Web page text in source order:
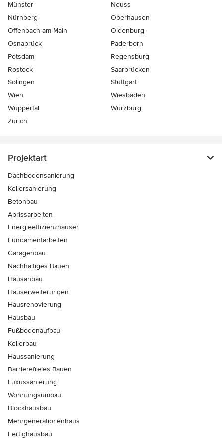
Münster
Neuss
Nürnberg
Oberhausen
Offenbach-am-Main
Oldenburg
Osnabrück
Paderborn
Potsdam
Regensburg
Rostock
Saarbrücken
Solingen
Stuttgart
Wien
Wiesbaden
Wuppertal
Würzburg
Zürich
Projektart
Dachbodensanierung
Kellersanierung
Betonbau
Abrissarbeiten
Energieeffizienzhäuser
Fundamentarbeiten
Garagenbau
Nachhaltiges Bauen
Hausanbau
Hauserweiterungen
Hausrenovierung
Hausbau
Fußbodenaufbau
Kellerbau
Haussanierung
Barrierefreies Bauen
Luxussanierung
Wohnungsumbau
Blockhausbau
Mehrgenerationenhaus
Fertighausbau